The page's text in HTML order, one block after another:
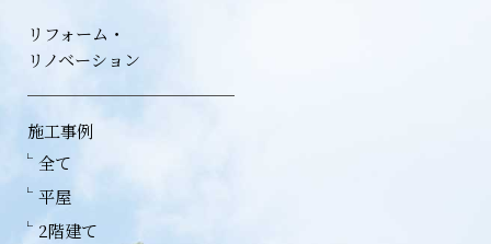
リフォーム・
リノベーション
施工事例
全て
平屋
2階建て